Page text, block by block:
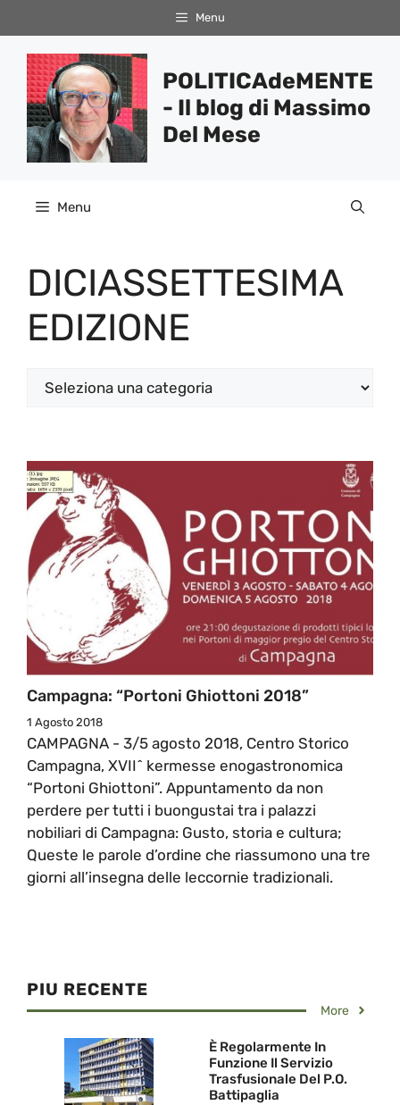
al
contenuto
Menu
POLITICAdeMENTE
- Il blog di Massimo
Del Mese
Menu
DICIASSETTESIMA
EDIZIONE
Categorie
Campagna: “Portoni Ghiottoni 2018”
1 Agosto 2018
CAMPAGNA - 3/5 agosto 2018, Centro Storico
Campagna, XVII^ kermesse enogastronomica
“Portoni Ghiottoni”. Appuntamento da non
perdere per tutti i buongustai tra i palazzi
nobiliari di Campagna: Gusto, storia e cultura;
Queste le parole d’ordine che riassumono una tre
giorni all’insegna delle leccornie tradizionali.
PIU RECENTE
More
È Regolarmente In
Funzione Il Servizio
Trasfusionale Del P.O.
Battipaglia